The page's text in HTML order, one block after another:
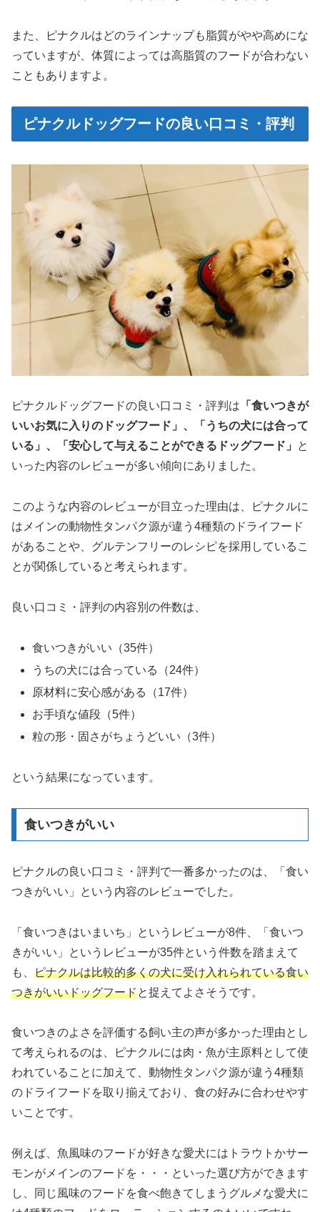
また、ピナクルはどのラインナップも脂質がやや高めにな
っていますが、体質によっては高脂質のフードが合わない
こともありますよ。
ピナクルドッグフードの良い口コミ・評判
ピナクルドッグフードの良い口コミ・評判は 「食いつきが
いいお気に入りのドッグフード」、「うちの犬には合って
いる」、「安心して与えることができるドッグフード」
と
いった内容のレビューが多い傾向にありました。
このような内容のレビューが目立った理由は、ピナクルに
はメインの動物性タンパク源が違う4種類のドライフード
があることや、グルテンフリーのレシピを採用しているこ
とが関係していると考えられます。
良い口コミ・評判の内容別の件数は、
食いつきがいい（35件）
うちの犬には合っている（24件）
原材料に安心感がある（17件）
お手頃な値段（5件）
粒の形・固さがちょうどいい（3件）
という結果になっています。
食いつきがいい
ピナクルの良い口コミ・評判で一番多かったのは、「食い
つきがいい」という内容のレビューでした。
「食いつきはいまいち」というレビューが8件、「食いつ
きがいい」というレビューが35件という件数を踏まえて
も、 ピナクルは比較的多くの犬に受け入れられている食い
つきがいいドッグフードと捉えてよさそうです。
食いつきのよさを評価する飼い主の声が多かった理由とし
て考えられるのは、ピナクルには肉・魚が主原料として使
われていることに加えて、動物性タンパク源が違う4種類
のドライフードを取り揃えており、食の好みに合わせやす
いことです。
例えば、魚風味のフードが好きな愛犬にはトラウトかサー
モンがメインのフードを・・・といった選び方ができます
し、同じ風味のフードを食べ飽きてしまうグルメな愛犬に